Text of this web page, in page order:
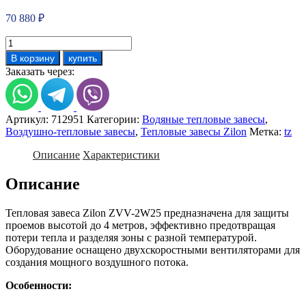
70 880 ₽
Количество
товара
Zilon
ZVV-
2W25
В корзину купить
Заказать через:
Артикул: 712951 Категории: Водяные тепловые завесы,
Воздушно-тепловые завесы, Тепловые завесы Zilon Метка: tz
Описание Характеристики
Описание
Тепловая завеса Zilon ZVV-2W25 предназначена для защиты
проемов высотой до 4 метров, эффективно предотвращая
потери тепла и разделяя зоны с разной температурой.
Оборудование оснащено двухскоростными вентиляторами для
создания мощного воздушного потока.
Особенности: